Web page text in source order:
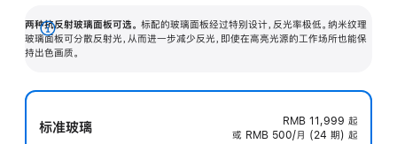
两种抗反射玻璃面板可选。 标配的玻璃面板经过特别设计，反光率极低。纳米纹理
玻璃面板可分散反射光，从而进一步减少反光，即使在高亮光源的工作场所也能保
持出色画质。
展
开
标准玻璃 RMB 11,999 起
或 RMB 500/月 (24 期) 起